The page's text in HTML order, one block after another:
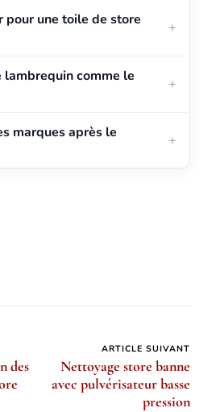
pour une toile de store
comme le
marques après le
des
ARTICLE SUIVANT
Nettoyage store banne
avec pulvérisateur basse
pression